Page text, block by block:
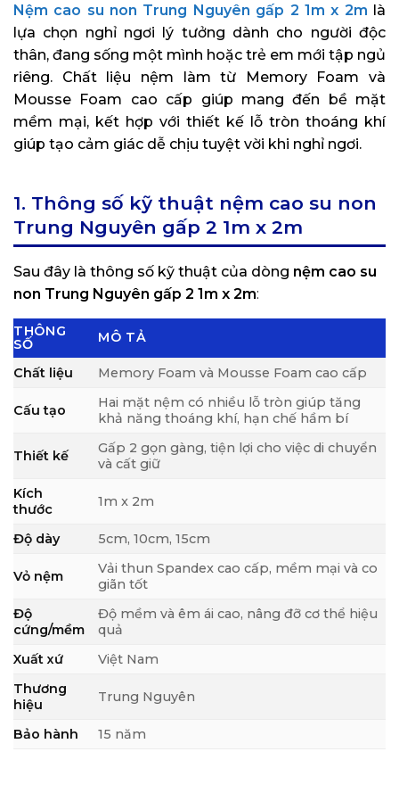
Nệm cao su non Trung Nguyên gấp 2 1m x 2m là
lựa chọn nghỉ ngơi lý tưởng dành cho người độc
thân, đang sống một mình hoặc trẻ em mới tập ngủ
riêng. Chất liệu nệm làm từ Memory Foam và
Mousse Foam cao cấp giúp mang đến bề mặt
mềm mại, kết hợp với thiết kế lỗ tròn thoáng khí
giúp tạo cảm giác dễ chịu tuyệt vời khi nghỉ ngơi.
1. Thông số kỹ thuật nệm cao su non
Trung Nguyên gấp 2 1m x 2m
Sau đây là thông số kỹ thuật của dòng nệm cao su
non Trung Nguyên gấp 2 1m x 2m:
THÔNG
SỐ
MÔ TẢ
Chất liệu Memory Foam và Mousse Foam cao cấp
Cấu tạo
Hai mặt nệm có nhiều lỗ tròn giúp tăng
khả năng thoáng khí, hạn chế hầm bí
Thiết kế
Gấp 2 gọn gàng, tiện lợi cho việc di chuyển
và cất giữ
Kích
thước
1m x 2m
Độ dày 5cm, 10cm, 15cm
Vỏ nệm
Vải thun Spandex cao cấp, mềm mại và co
giãn tốt
Độ
cứng/mềm
Độ mềm và êm ái cao, nâng đỡ cơ thể hiệu
quả
Xuất xứ
Việt Nam
Thương
hiệu
Trung Nguyên
Bảo hành 15 năm